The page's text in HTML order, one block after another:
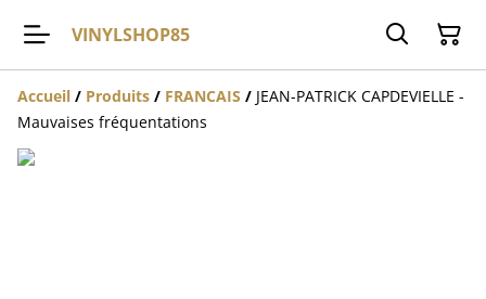
VINYLSHOP85
Accueil / Produits / FRANCAIS / JEAN-PATRICK CAPDEVIELLE -
Mauvaises fréquentations